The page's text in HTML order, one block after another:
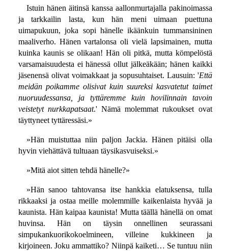
Istuin hänen äitinsä kanssa aallonmurtajalla pakinoimassa
ja tarkkailin lasta, kun hän meni uimaan puettuna
uimapukuun, joka sopi hänelle ikäänkuin tummansininen
maaliverho. Hänen vartalonsa oli vielä lapsimainen, mutta
kuinka kaunis se olikaan! Hän oli pitkä, mutta kömpelöstä
varsamaisuudesta ei hänessä ollut jälkeäkään; hänen kaikki
jäsenensä olivat voimakkaat ja sopusuhtaiset. Lausuin: 'Että
meidän poikamme olisivat kuin suureksi kasvatetut taimet
nuoruudessansa, ja tyttäremme kuin hovilinnain tavoin
veistetyt nurkkapatsaat.' Nämä molemmat rukoukset ovat
täyttyneet tyttäressäsi.»
»Hän muistuttaa niin paljon Jackia. Hänen pitäisi olla
hyvin viehättävä tultuaan täysikasvuiseksi.»
»Mitä aiot sitten tehdä hänelle?»
»Hän sanoo tahtovansa itse hankkia elatuksensa, tulla
rikkaaksi ja ostaa meille molemmille kaikenlaista hyvää ja
kaunista. Hän kaipaa kaunista! Mutta täällä hänellä on omat
huvinsa. Hän on täysin onnellinen seurassani
simpukankuorikokoelmineen, villeine kukkineen ja
kirjoineen. Joku ammattiko? Niinpä kaiketi… Se tuntuu niin